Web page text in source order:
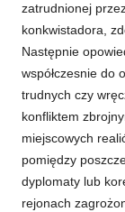
zatrudnionej
konkwistadora,
Następnie
współczesnie do
trudnych czy
konfliktem
miejscowych
pomiędzy
dyplomaty lub
rejonach